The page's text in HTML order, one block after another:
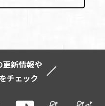
更新情報や
チェック